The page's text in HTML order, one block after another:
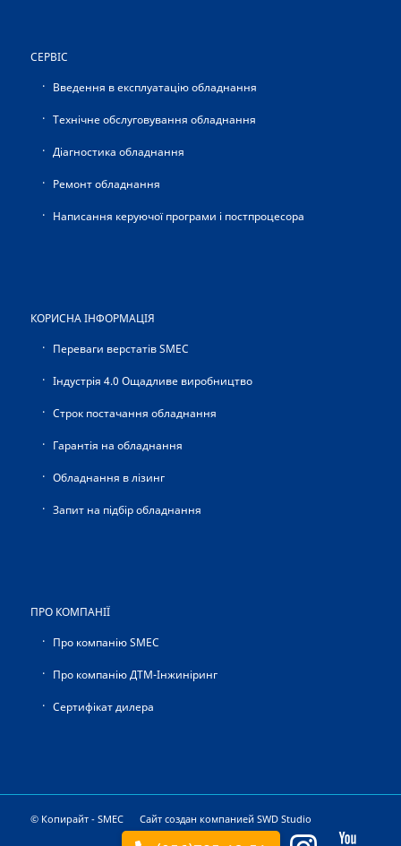
СЕРВІС
Введення в експлуатацію обладнання
Технічне обслуговування обладнання
Діагностика обладнання
Ремонт обладнання
Написання керуючої програми і постпроцесора
КОРИСНА ІНФОРМАЦІЯ
Переваги верстатів SMEC
Індустрія 4.0 Ощадливе виробництво
Строк постачання обладнання
Гарантія на обладнання
Обладнання в лізинг
Запит на підбір обладнання
ПРО КОМПАНІЇ
Про компанію SMEC
Про компанію ДТМ-Інжиніринг
Сертифікат дилера
© Копирайт - SMEC Сайт создан компанией SWD Studio